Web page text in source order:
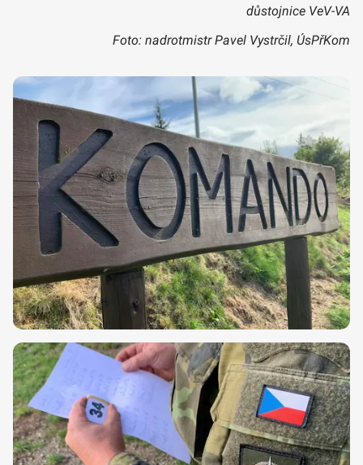
důstojnice VeV-VA
Foto: nadrotmistr Pavel Vystrčil, ÚsPřKom